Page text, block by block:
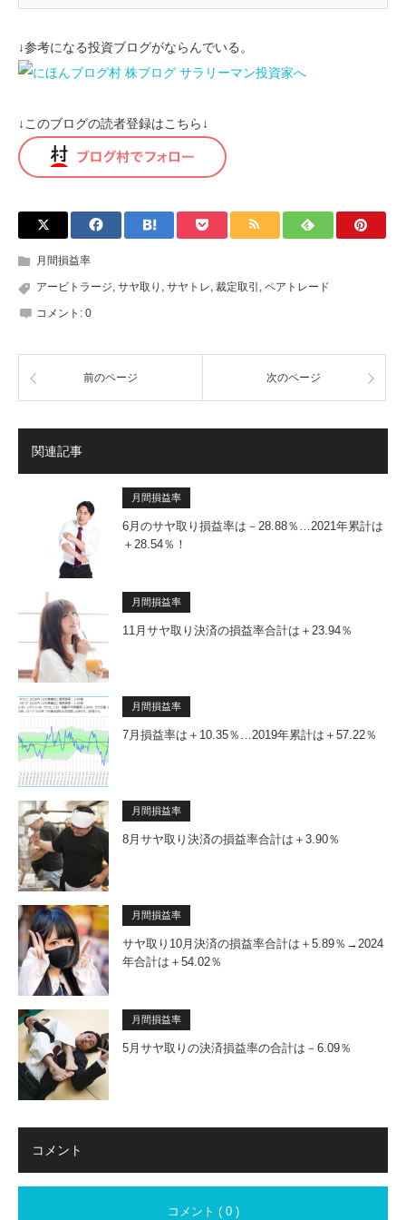
↓参考になる投資ブログがならんでいる。
↓このブログの読者登録はこちら↓
月間損益率
アービトラージ, サヤ取り , サヤトレ, 裁定取引 , ペアトレード
コメント: 0
前のページ 次のページ
関連記事
月間損益率
6月のサヤ取り損益率は－28.88％…2021年累計は
＋28.54％！
月間損益率
11月サヤ取り決済の損益率合計は＋23.94％
月間損益率
7月損益率は＋10.35％…2019年累計は＋57.22％
月間損益率
8月サヤ取り決済の損益率合計は＋3.90％
月間損益率
サヤ取り10月決済の損益率合計は＋5.89％→2024
年合計は＋54.02％
月間損益率
5月サヤ取りの決済損益率の合計は－6.09％
コメント
コメント ( 0 )